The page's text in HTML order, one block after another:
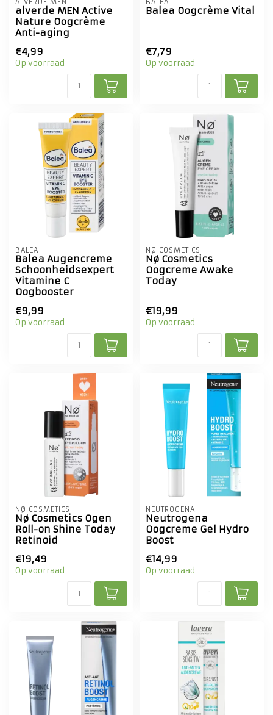
ALVERDE MEN
alverde MEN Active
Nature Oogcrème
Anti-aging
€4,99
Op voorraad
BALEA
Balea Oogcrème Vital
€7,79
Op voorraad
BALEA
Balea Augencreme
Schoonheidsexpert
Vitamine C
Oogbooster
€9,99
Op voorraad
NØ COSMETICS
Nø Cosmetics
Oogcreme Awake
Today
€19,99
Op voorraad
NØ COSMETICS
Nø Cosmetics Ogen
Roll-on Shine Today
Retinoid
€19,49
Op voorraad
NEUTROGENA
Neutrogena
Oogcreme Gel Hydro
Boost
€14,99
Op voorraad